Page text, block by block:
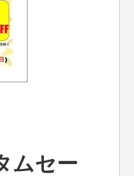
ムセー